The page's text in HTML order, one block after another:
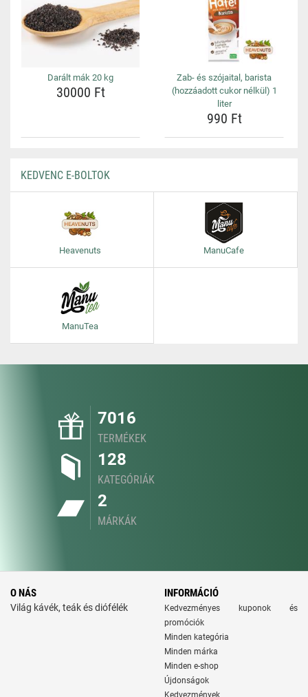
Darált mák 20 kg
30000 Ft
Zab- és szójaital, barista
(hozzáadott cukor nélkül) 1
liter
990 Ft
KEDVENC E-BOLTOK
Heavenuts ManuCafe
ManuTea
7016
TERMÉKEK
128
KATEGÓRIÁK
2
MÁRKÁK
O NÁS
Világ kávék, teák és diófélék
INFORMÁCIÓ
Kedvezményes kuponok és
promóciók
Minden kategória
Minden márka
Minden e-shop
Újdonságok
Kedvezmények